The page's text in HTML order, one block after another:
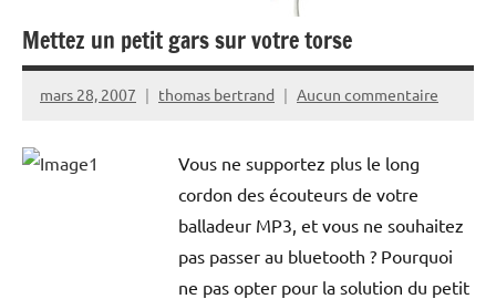
Mettez un petit gars sur votre torse
mars 28, 2007 thomas bertrand Aucun commentaire
Vous ne supportez plus le long
cordon des écouteurs de votre
balladeur MP3, et vous ne souhaitez
pas passer au bluetooth ? Pourquoi
ne pas opter pour la solution du petit